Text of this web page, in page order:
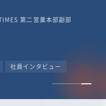
TIMES 第二営業本部副部
社員インタビュー